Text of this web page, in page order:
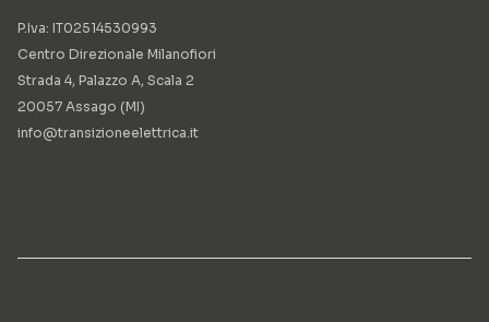
P.Iva: IT02514530993
Centro Direzionale Milanofiori
Strada 4, Palazzo A, Scala 2
20057 Assago (MI)
info@transizioneelettrica.it